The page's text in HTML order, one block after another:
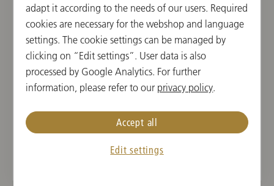
Salzburg Festival 2024
19:00 開演
フェルゼンライトシューレ, ザルツブルク, オー
ストリア
指揮者
曲目
adapt it according to the needs of our users. Required
cookies are necessary for the webshop and language
settings. The cookie settings can be managed by
clicking on “Edit settings”. User data is also
processed by Google Analytics. For further
information, please refer to our privacy policy.
Edit settings
Accept all